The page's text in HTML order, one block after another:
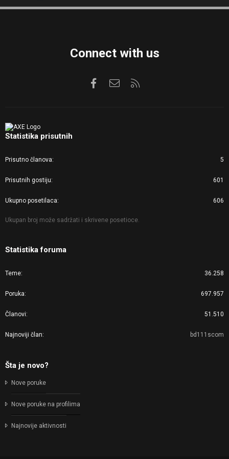
S
Connect with us
FacebookKontaktirajte nas
Statistika prisutnih
Prisutno članova 5
Prisutnih gostiju 601
Ukupno posetilaca 606
Ukupan broj može sadržati i skrivene posetioce.
Statistika foruma
Teme 36.258
Poruka 697.957
Članovi 51.510
Najnoviji član bd111scom
Šta je novo?
Nove poruke
Nove poruke na profilima
Najnovije aktivnosti